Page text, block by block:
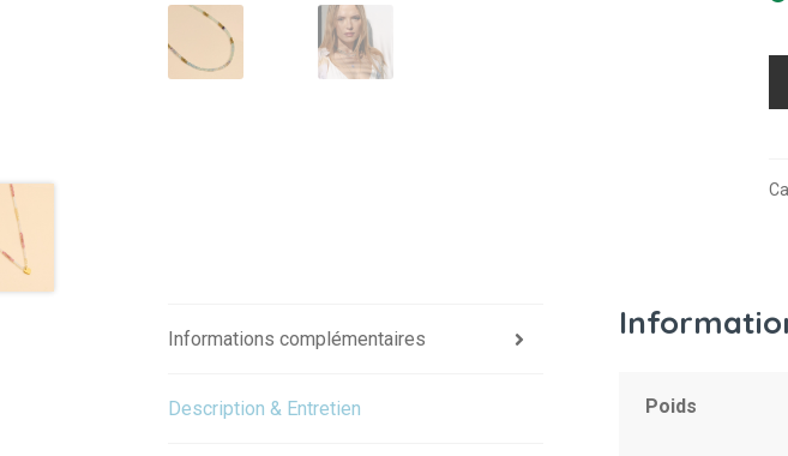
-
Informations complémentaires
Description & Entretien Poids